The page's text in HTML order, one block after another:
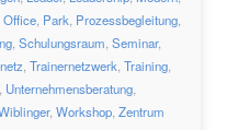
Office, Park Prozessbegleitung,
Schulungsraum Seminar,
Trainernetzwerk Training
Unternehmensberatung,
, Workshop, Zentrum